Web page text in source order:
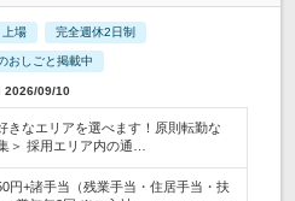
上場 完全週休2日制
おしごと掲載中
2026/09/10
きなエリアを選べます！原則転勤な
＞ 採用エリア内の通…
円+諸手当（残業手当・住居手当・扶